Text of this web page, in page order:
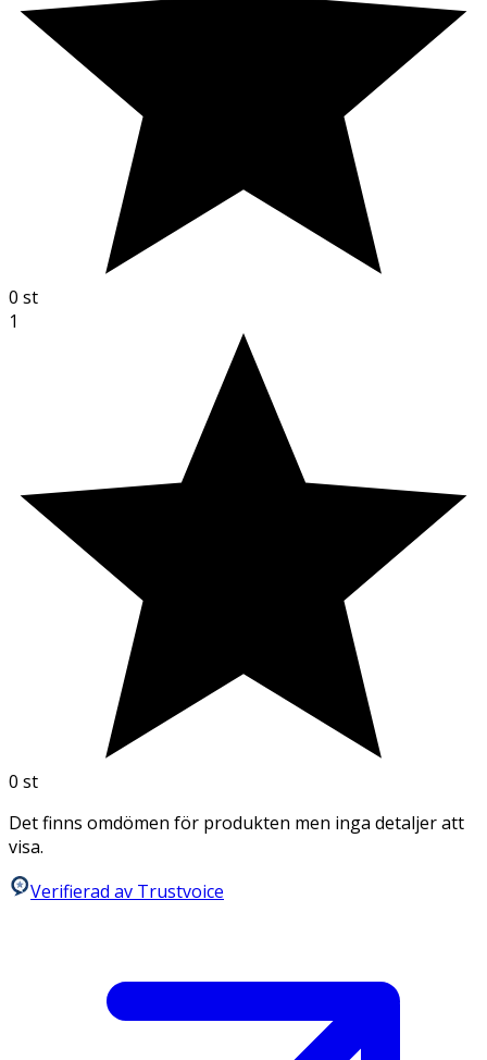
0 st
1
0 st
Det finns omdömen för produkten men inga detaljer att
visa.
Verifierad av Trustvoice